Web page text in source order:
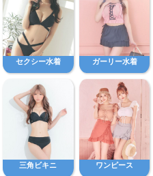
セクシー水着 ガーリー水着
三角ビキニ ワンピース